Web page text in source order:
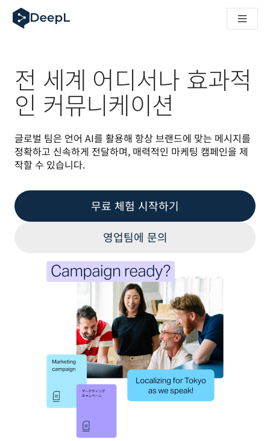
AI 에이전트용 DeepL
DeepL Translation Flow: 주요 사용 사례 및 통합 기능을 위한
기업용 언어 AI에 대한 신뢰 해독. Slator와의 대담
DeepL의 번역 품질 평가 시스템을 구축하는 방법
고품질 텍스트 번역에서 실시간 음성 플랫폼까지
전 세계 어디서나 효과적
인 커뮤니케이션
글로벌 팀은 언어 AI를 활용해 항상 브랜드에 맞는 메시지를
정확하고 신속하게 전달하며, 매력적인 마케팅 캠페인을 제
작할 수 있습니다.
무료 체험 시작하기
영업팀에 문의